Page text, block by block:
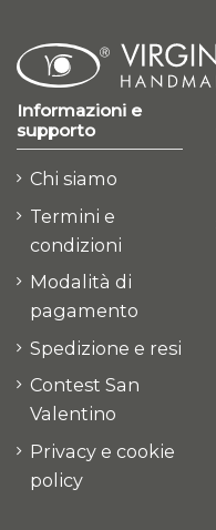
Informazioni e
supporto
Chi siamo
Termini e
condizioni
Modalità di
pagamento
Spedizione e resi
Contest San
Valentino
Privacy e cookie
policy